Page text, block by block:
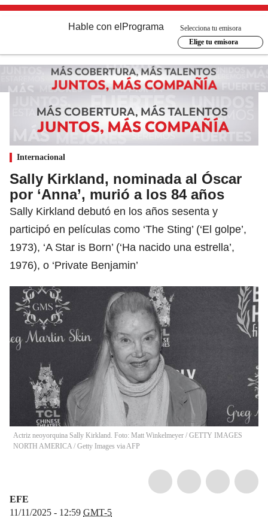
Hable con el Programa
Selecciona tu emisora
Elige tu emisora
Internacional
Sally Kirkland, nominada al Óscar
por ‘Anna’, murió a los 84 años
Sally Kirkland debutó en los años sesenta y
participó en películas como ‘The Sting’ (‘El golpe’,
1973), ‘A Star is Born’ (‘Ha nacido una estrella’,
1976), o ‘Private Benjamin’
Actriz neoyorquina Sally Kirkland. Foto: Matt Winkelmeyer / GETTY IMAGES
NORTH AMERICA / Getty Images via AFP
EFE
11/11/2025 - 12:59 GMT-5